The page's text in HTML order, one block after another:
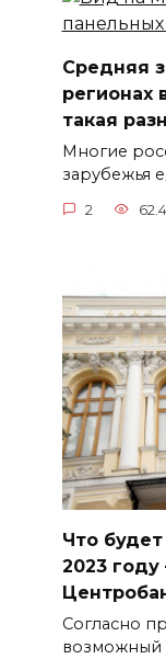
Средняя
регионах
такая
Многие
зарубежья
2
Что
2023
Согласно
возможный